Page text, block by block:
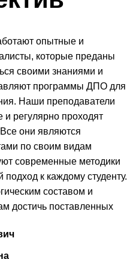
опытные и
которые преданы
своими знаниями и
программы ДПО для
Наши преподаватели
регулярно проходят
они являются
по своим видам
современные методики
к каждому студенту.
составом и
достичь поставленных